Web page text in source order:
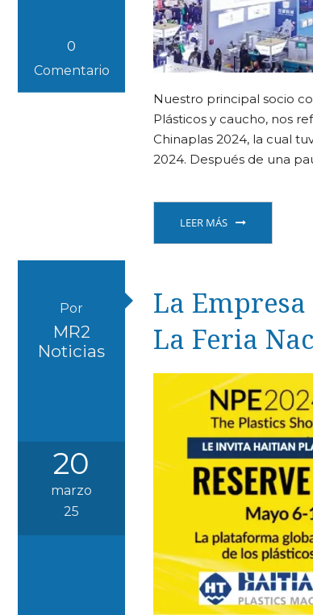
0
Comentario
Nuestro principal socio
Plásticos y caucho, nos
Chinaplas 2024, la cual
2024. Después de una
LEER MÁS
Por
MR2
Noticias
20
marzo
25
La
La Feria